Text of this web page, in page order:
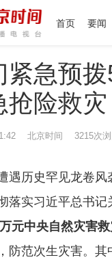
首页 要闻
紧急预
抢险救灾
北京时间 3215次
遇历史罕见龙卷
落实习近平总书记
元中央自然灾害
防范次生灾害。其